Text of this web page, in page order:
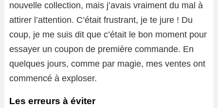
nouvelle collection, mais j’avais vraiment du mal à
attirer l’attention. C’était frustrant, je te jure ! Du
coup, je me suis dit que c’était le bon moment pour
essayer un coupon de première commande. En
quelques jours, comme par magie, mes ventes ont
commencé à exploser.
Les erreurs à éviter